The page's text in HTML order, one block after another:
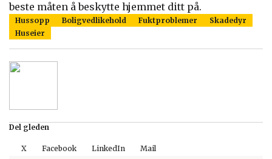
beste måten å beskytte hjemmet ditt på.
Hussopp Boligvedlikehold Fuktproblemer
Skadedyr
Huseier
Del gleden
X Facebook LinkedIn Mail